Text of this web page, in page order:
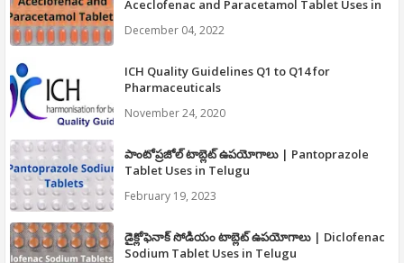
Aceclofenac and Paracetamol Tablet Uses in
December 04, 2022
ICH Quality Guidelines Q1 to Q14 for
Pharmaceuticals
November 24, 2020
పాంటోప్రజోల్ టాబ్లెట్ ఉపయోగాలు | Pantoprazole
Tablet Uses in Telugu
February 19, 2023
డైక్లోఫెనాక్ సోడియం టాబ్లెట్ ఉపయోగాలు | Diclofenac
Sodium Tablet Uses in Telugu